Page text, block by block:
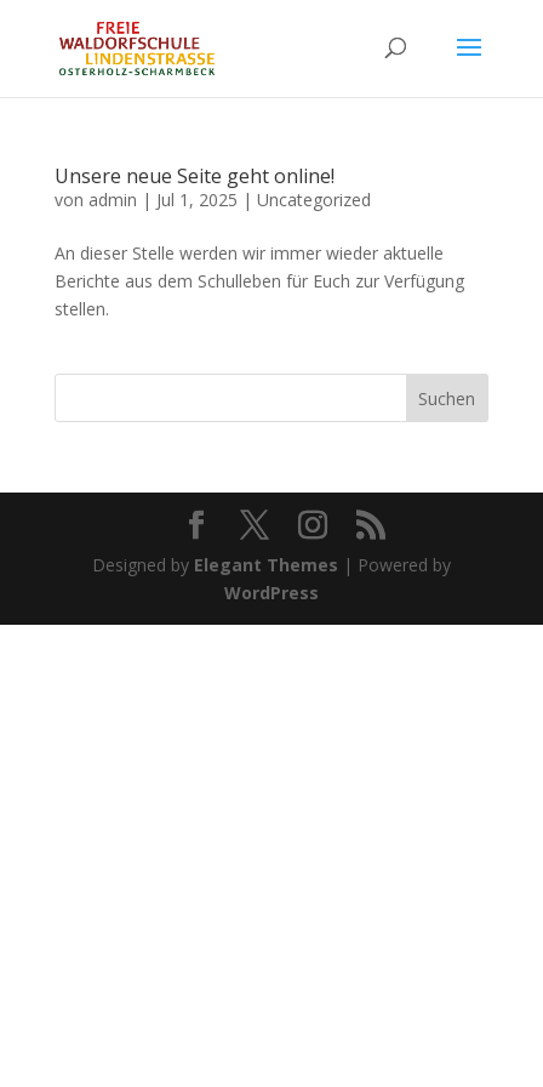
Unsere neue Seite geht online!
von admin | Jul 1, 2025 | Uncategorized
An dieser Stelle werden wir immer wieder aktuelle
Berichte aus dem Schulleben für Euch zur Verfügung
stellen.
Suchen
Designed by Elegant Themes | Powered by
WordPress